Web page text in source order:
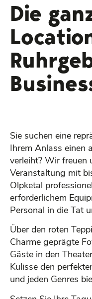
Die
Sie suchen eine
Ihrem Anlass einen
verleiht? Wir freuen
Veranstaltung mit
Olpketal
erforderlichem
Personal in die Tat
Über den roten
Charme geprägte
Gäste in den
Kulisse den
und jeden Genres